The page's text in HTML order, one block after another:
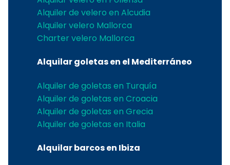
Alquiler de velero en Alcudia
Alquiler velero Mallorca
Charter velero Mallorca
Alquilar goletas en el Mediterráneo
Alquiler de goletas en Turquía
Alquiler de goletas en Croacia
Alquiler de goletas en Grecia
Alquiler de goletas en Italia
Alquilar barcos en Ibiza